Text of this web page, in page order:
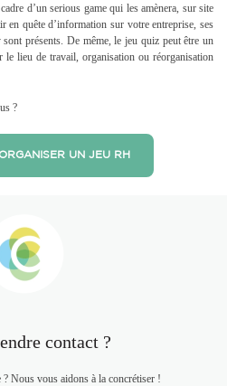
d’un serious game qui les amènera, sur site
quête d’information sur votre entreprise, ses
présents. De même, le jeu quiz peut être un
lieu de travail, organisation ou réorganisation
?
UN JEU RH
contact ?
? Nous vous aidons à la concrétiser !